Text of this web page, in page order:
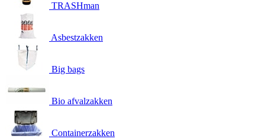
TRASHman
Asbestzakken
Big bags
Bio afvalzakken
Containerzakken